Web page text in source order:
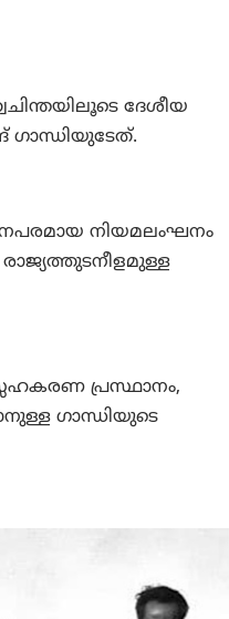
ദേശീയ
ഗാന്ധിയുടേത്.
നിയമലംഘനം
പ്രസ്ഥാനം,
ഗാന്ധിയുടെ